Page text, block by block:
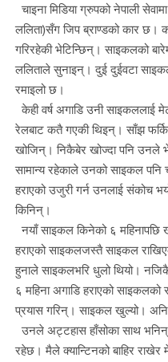
चाइना मिडिया ग्रुपको नेपाली
ललिता)सँग जिप ब्राण्डको कार छ।
गरिरहेकी भेटिन्छिन्। साइकलको
ललिताले सुनाइन्। दुई दुईवटा
रमाइलो छ।
केही वर्ष अगाडि उनी साइकललाई
रेलबाट कतै गएकी थिइन्। साँझ
खोजिन्। निकैबेर खोज्दा पनि उनले
सामान्य रहेकाले उनको साइकल पनि
हराएको उजुरी गर्न उनलाई संकोच
किनिन्।
नयाँ साइकल किनेको ६ महिनापछि
हराएको साइकलजस्तै साइकल
हुनाले साइकलभरि धुलो थियो।
६ महिना अगाडि हराएको साइकलको
प्रयास गरिन्। साइकल खुल्यो।
उनले अट्टहास हाँसोका साथ भनिन्
रहेछ। मैले क्यान्टिनको बाहिर